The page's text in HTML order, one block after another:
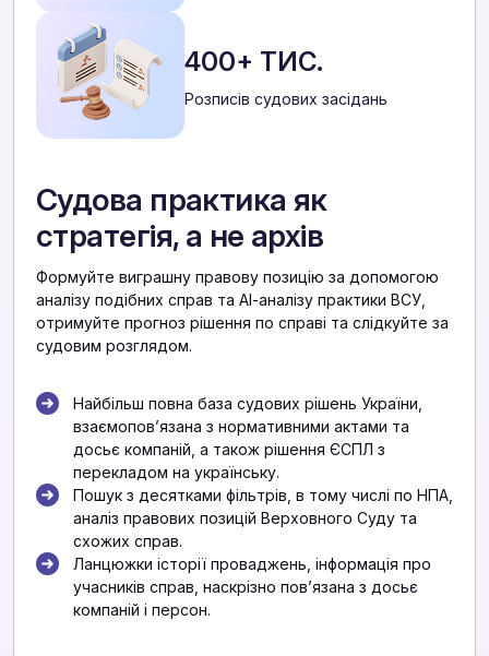
400+ ТИС.
Розписів судових засідань
Судова практика як
стратегія, а не архів
Формуйте виграшну правову позицію за допомогою
аналізу подібних справ та АІ-аналізу практики ВСУ,
отримуйте прогноз рішення по справі та слідкуйте за
судовим розглядом.
Найбільш повна база судових рішень України,
взаємоповʼязана з нормативними актами та
досьє компаній, а також рішення ЄСПЛ з
перекладом на українську.
Пошук з десятками фільтрів, в тому числі по НПА,
аналіз правових позицій Верховного Суду та
схожих справ.
Ланцюжки історії проваджень, інформація про
учасників справ, наскрізно повʼязана з досьє
компаній і персон.